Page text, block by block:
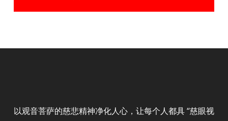
以观音菩萨的慈悲精神净化人心，让每个人都具 “慈眼视